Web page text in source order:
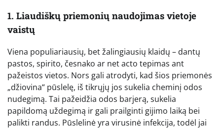
1. Liaudiškų priemonių naudojimas vietoje
vaistų
Viena populiariausių, bet žalingiausių klaidų – dantų
pastos, spirito, česnako ar net acto tepimas ant
pažeistos vietos. Nors gali atrodyti, kad šios priemonės
„džiovina“ pūslelę, iš tikrųjų jos sukelia cheminį odos
nudegimą. Tai pažeidžia odos barjerą, sukelia
papildomą uždegimą ir gali prailginti gijimo laiką bei
palikti randus. Pūslelinė yra virusinė infekcija, todėl jai